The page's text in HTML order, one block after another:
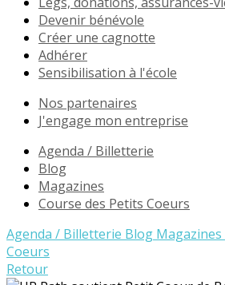
Devenir bénévole
Créer une cagnotte
Adhérer
Sensibilisation à l'école
Nos partenaires
J'engage mon entreprise
Agenda / Billetterie
Blog
Magazines
Course des Petits Coeurs
Agenda / Billetterie Blog Magazines
Coeurs
Retour